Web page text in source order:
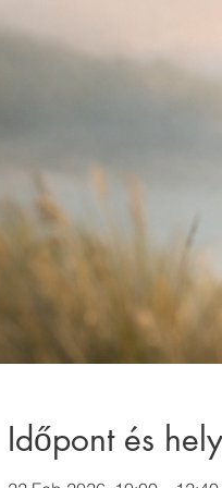
Időpont és